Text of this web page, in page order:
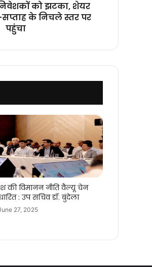
को झटका, शेयर
के निचले स्तर पर
पहुंचा
की विमानन नीति वैल्यू चेन
: उप सचिव डॉ. बुंदेला
27, 2025